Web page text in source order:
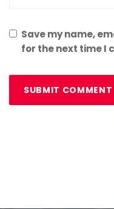
Save my name,
for the next time I